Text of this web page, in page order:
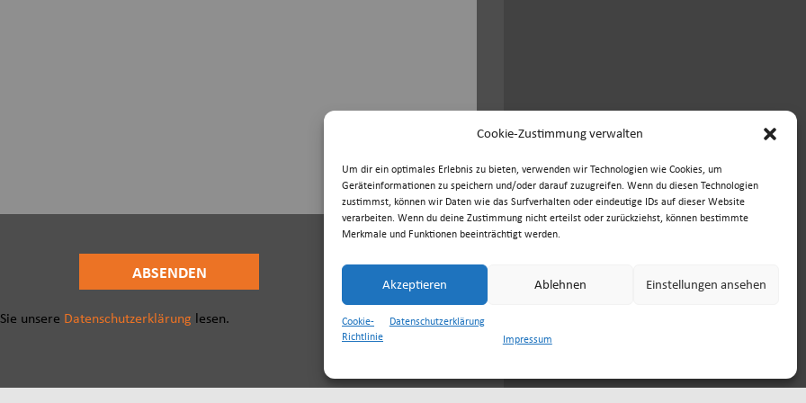
Cookie-Zustimmung verwalten
Um dir ein optimales Erlebnis zu bieten, verwenden wir Technologien wie Cookies, um
Geräteinformationen zu speichern und/oder darauf zuzugreifen. Wenn du diesen Technologien
zustimmst, können wir Daten wie das Surfverhalten oder eindeutige IDs auf dieser Website
verarbeiten. Wenn du deine Zustimmung nicht erteilst oder zurückziehst, können bestimmte
Merkmale und Funktionen beeinträchtigt werden.
Akzeptieren Ablehnen Einstellungen ansehen
Cookie-
Richtlinie
Datenschutzerklärung
Impressum
unsere Datenschutzerklärung lesen.